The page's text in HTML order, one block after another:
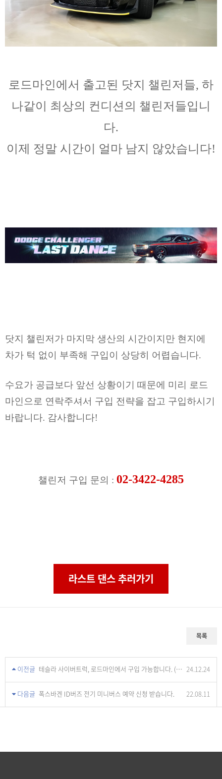
로드마인에서 출고된 닷지 챌린저들, 하
나같이 최상의 컨디션의 챌린저들입니
다.
이제 정말 시간이 얼마 남지 않았습니다!
닷지 챌린저가 마지막 생산의 시간이지만 현지에
차가 턱 없이 부족해 구입이 상당히 어렵습니다.
수요가 공급보다 앞선 상황이기 때문에 미리 로드
마인으로 연락주셔서 구입 전략을 잡고 구입하시기
바랍니다. 감사합니다!
챌린저 구입 문의 : 02-3422-4285
라스트 댄스 추러가기
목록
이전글 테슬라 사이버트럭, 로드마인에서 구입 가능합니다. (국내인증 완료) 24.12.24
다음글 폭스바겐 ID버즈 전기 미니버스 예약 신청 받습니다. 22.08.11